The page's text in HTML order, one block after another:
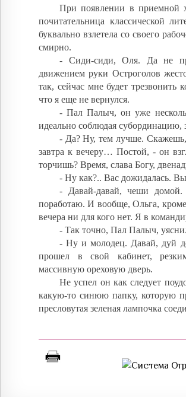
При появлении в приемной
почитательница классической
буквально взлетела со своего
смирно.
- Сиди-сиди, Оля. Да не
движением руки Остроголов
так, сейчас мне будет трезвонить
что я еще не вернулся.
- Пал Палыч, он уже
идеально соблюдая субординацию,
- Да? Ну, тем лучше. Скажешь,
завтра к вечеру… Постой, - он
торчишь? Время, слава Богу,
- Ну как?.. Вас дожидалась.
- Давай-давай, чеши
поработаю. И вообще, Ольга,
вечера ни для кого нет. Я в
- Так точно, Пал Палыч,
- Ну и молодец. Давай, дуй
прошел в свой кабинет,
массивную ореховую дверь.
Не успел он как следует
какую-то синюю папку, которую
пресловутая зеленая лампочка